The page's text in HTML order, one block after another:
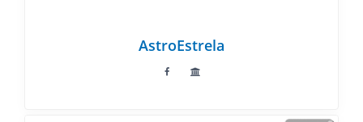
AstroEstrela